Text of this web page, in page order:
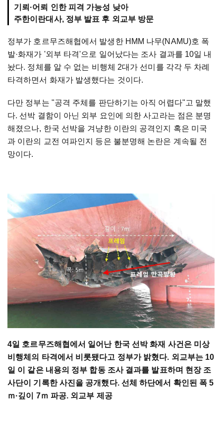
기뢰·어뢰 인한 피격 가능성 낮아
주한이란대사, 정부 발표 후 외교부 방문
정부가 호르무즈해협에서 발생한 HMM 나무(NAMU)호 폭
발·화재가 '외부 타격'으로 일어났다는 조사 결과를 10일 내
놨다. 정체를 알 수 없는 비행체 2대가 선미를 각각 두 차례
타격하면서 화재가 발생했다는 것이다.
다만 정부는 "공격 주체를 판단하기는 아직 어렵다"고 말했
다. 선박 결함이 아닌 외부 요인에 의한 사고라는 점은 분명
해졌으나, 한국 선박을 겨냥한 이란의 공격인지 혹은 미국
과 이란의 교전 여파인지 등은 불분명해 논란은 계속될 전
망이다.
4일 호르무즈해협에서 일어난 한국 선박 화재 사건은 미상
비행체의 타격에서 비롯됐다고 정부가 밝혔다. 외교부는 10
일 이 같은 내용의 정부 합동 조사 결과를 발표하며 현장 조
사단이 기록한 사진을 공개했다. 선체 하단에서 확인된 폭 5
ｍ·깊이 7ｍ 파공. 외교부 제공